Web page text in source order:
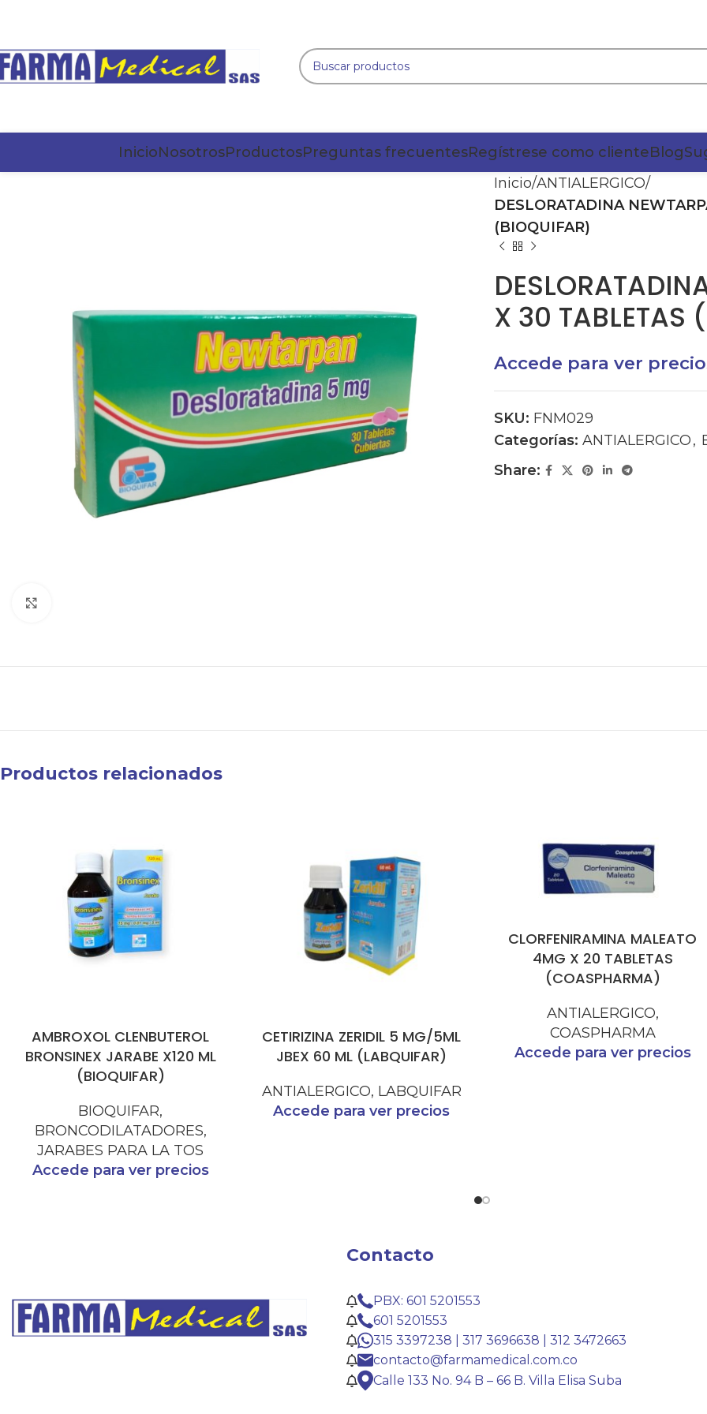
InicioNosotrosProductosPreguntas frecuentesRegístrese como clienteBlog
Inicio ANTIALERGICO
DESLORATADINA
(BIOQUIFAR)
X 30 TABLETAS
Accede para ver
SKU: FNM029
Categorías: ANTIALERGICO,
Share:
Productos relacionados
AMBROXOL CLENBUTEROL
BRONSINEX JARABE X120 ML
(BIOQUIFAR)
BIOQUIFAR,
BRONCODILATADORES,
JARABES PARA LA TOS
Accede para ver precios
CETIRIZINA ZERIDIL 5 MG/5ML
JBEX 60 ML (LABQUIFAR)
ANTIALERGICO, LABQUIFAR
Accede para ver precios
CLORFENIRAMINA MALEATO
4MG X 20 TABLETAS
(COASPHARMA)
ANTIALERGICO,
COASPHARMA
Accede para ver precios
Contacto
PBX: 601 5201553
601 5201553
315 3397238 | 317 3696638 | 312 3472663
contacto@farmamedical.com.co
Calle 133 No. 94 B – 66 B. Villa Elisa Suba